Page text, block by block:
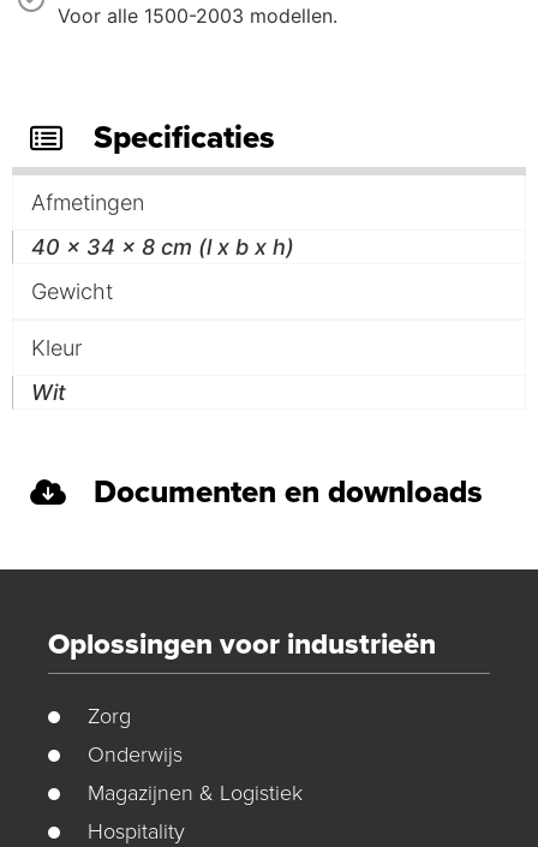
Voor alle 1500-2003 modellen.
Specificaties
Afmetingen
40 x 34 x 8 cm (l x b x h)
Gewicht
Kleur
Wit
Documenten en downloads
Oplossingen voor industrieën
Zorg
Onderwijs
Magazijnen & Logistiek
Hospitality